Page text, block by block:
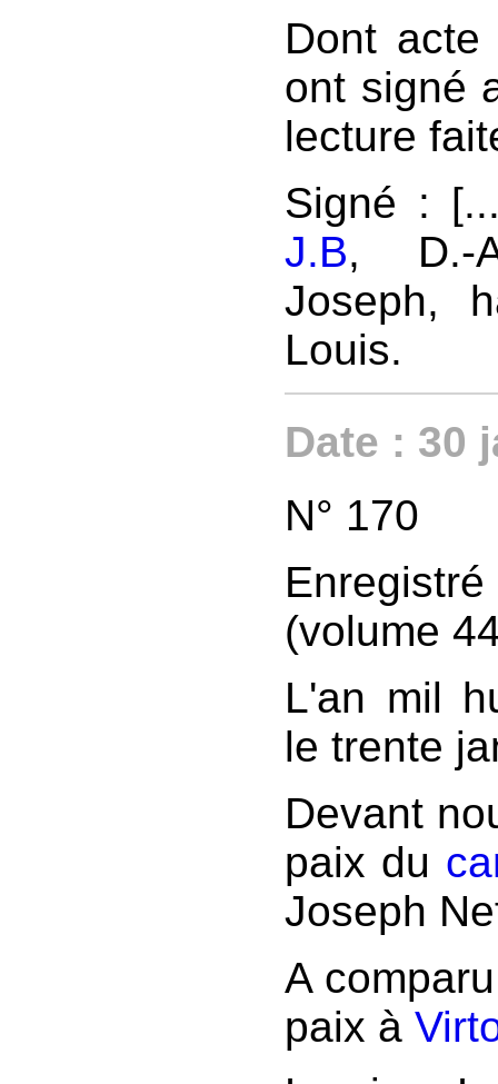
Dont
ont signé
lecture
Signé :
J.B, D.-
Joseph,
Louis.
Date : 30
N° 170
(volume
L'an mil
le trente
Devant
paix du
Joseph
A
paix à